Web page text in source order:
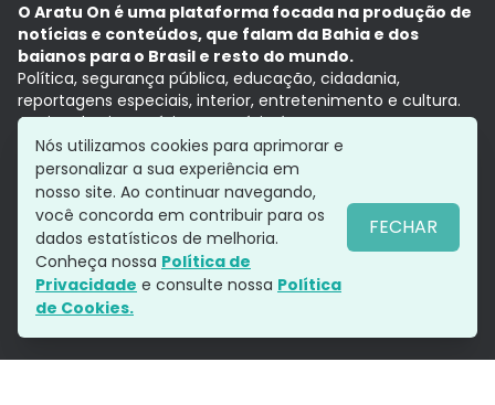
O Aratu On é uma plataforma focada na produção de
notícias e conteúdos, que falam da Bahia e dos
baianos para o Brasil e resto do mundo.
Política, segurança pública, educação, cidadania,
reportagens especiais, interior, entretenimento e cultura.
Aqui, tudo vira notícia e a notícia é no tempo presente,
com a credibilidade do Grupo Aratu.
Grupo Aratu
Política de privacidade
Siga-nos
Nós utilizamos cookies para aprimorar e
personalizar a sua experiência em
nosso site. Ao continuar navegando,
você concorda em contribuir para os
dados estatísticos de melhoria.
Conheça nossa Política de
Privacidade e consulte nossa Política
de Cookies.
FECHAR